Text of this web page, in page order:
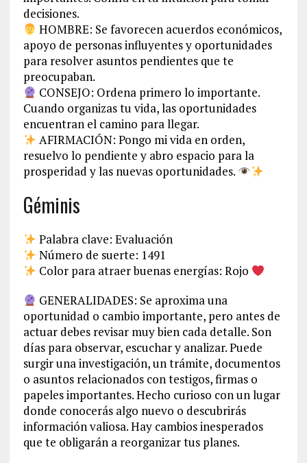
decisiones.
HOMBRE: Se favorecen acuerdos económicos,
apoyo de personas influyentes y oportunidades
para resolver asuntos pendientes que te
preocupaban.
CONSEJO: Ordena primero lo importante.
Cuando organizas tu vida, las oportunidades
encuentran el camino para llegar.
AFIRMACIÓN: Pongo mi vida en orden,
resuelvo lo pendiente y abro espacio para la
prosperidad y las nuevas oportunidades.
Géminis
Palabra clave: Evaluación
Número de suerte: 1491
Color para atraer buenas energías: Rojo
GENERALIDADES: Se aproxima una
oportunidad o cambio importante, pero antes de
actuar debes revisar muy bien cada detalle. Son
días para observar, escuchar y analizar. Puede
surgir una investigación, un trámite, documentos
o asuntos relacionados con testigos, firmas o
papeles importantes. Hecho curioso con un lugar
donde conocerás algo nuevo o descubrirás
información valiosa. Hay cambios inesperados
que te obligarán a reorganizar tus planes.